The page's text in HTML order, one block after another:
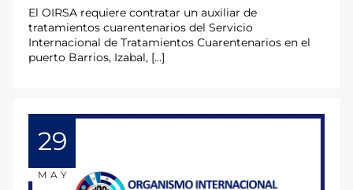
El OIRSA requiere contratar un auxiliar de
tratamientos cuarentenarios del Servicio
Internacional de Tratamientos Cuarentenarios en el
puerto Barrios, Izabal, […]
29
MAY